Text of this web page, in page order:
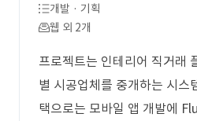
개발 · 기획
웹 외 2개
프로젝트는 인테리어 직거래
별 시공업체를 중개하는 시스
택으로는 모바일 앱 개발에